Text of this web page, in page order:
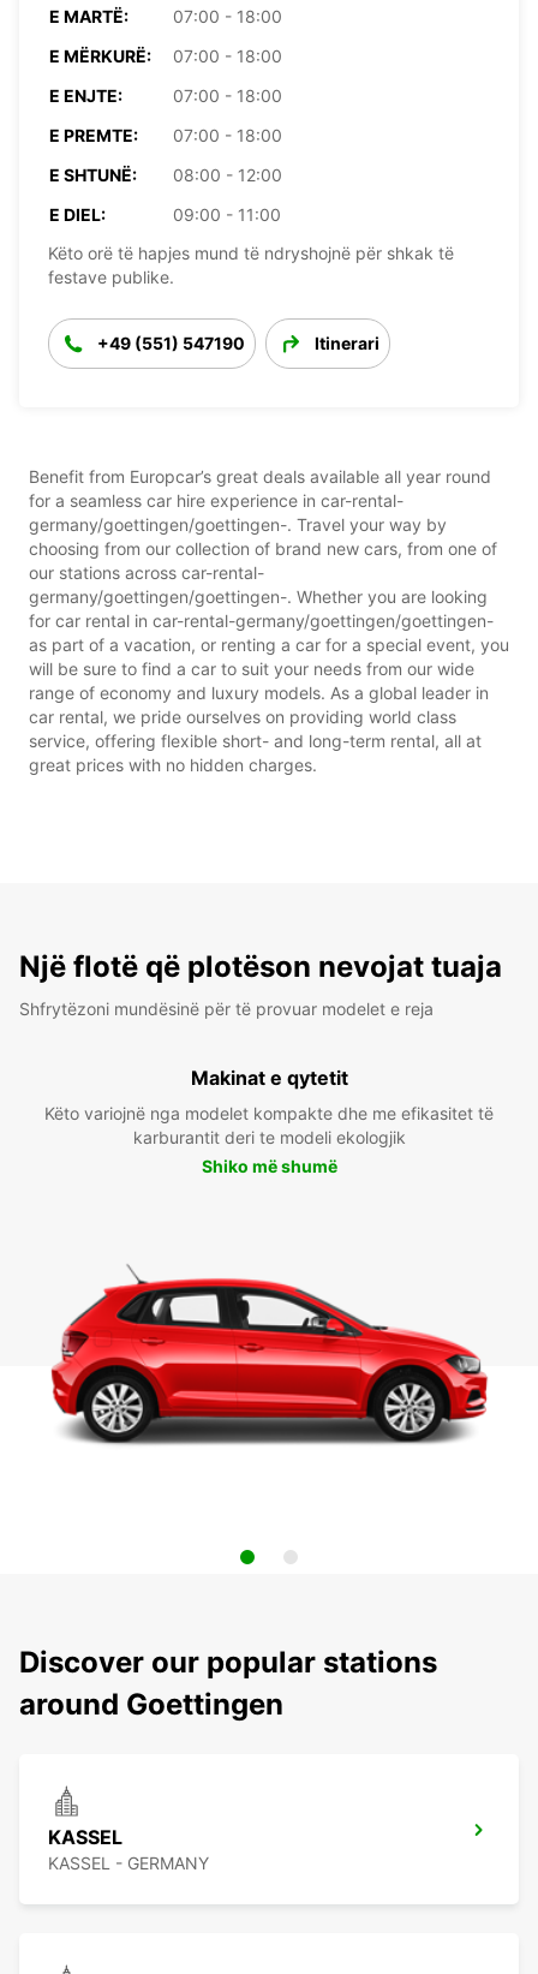
E MARTË:
07:00 - 18:00
E MËRKURË:
07:00 - 18:00
E ENJTE:
07:00 - 18:00
E PREMTE:
07:00 - 18:00
E SHTUNË:
08:00 - 12:00
E DIEL:
09:00 - 11:00
Këto orë të hapjes mund të ndryshojnë për shkak të
festave publike.
+49 (551) 547190 Itinerari
Benefit from Europcar’s great deals available all year round
for a seamless car hire experience in car-rental-
germany/goettingen/goettingen-. Travel your way by
choosing from our collection of brand new cars, from one of
our stations across car-rental-
germany/goettingen/goettingen-. Whether you are looking
for car rental in car-rental-germany/goettingen/goettingen-
as part of a vacation, or renting a car for a special event, you
will be sure to find a car to suit your needs from our wide
range of economy and luxury models. As a global leader in
car rental, we pride ourselves on providing world class
service, offering flexible short- and long-term rental, all at
great prices with no hidden charges.
Një flotë që plotëson nevojat tuaja
Shfrytëzoni mundësinë për të provuar modelet e reja
Makinat e qytetit
Këto variojnë nga modelet kompakte dhe me efikasitet të
karburantit deri te modeli ekologjik
Shiko më shumë
Discover our popular stations
around Goettingen
KASSEL
KASSEL - GERMANY